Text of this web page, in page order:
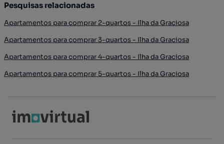
Pesquisas relacionadas
Apartamentos para comprar 2-quartos - Ilha da Graciosa
Apartamentos para comprar 3-quartos - Ilha da Graciosa
Apartamentos para comprar 4-quartos - Ilha da Graciosa
Apartamentos para comprar 5-quartos - Ilha da Graciosa